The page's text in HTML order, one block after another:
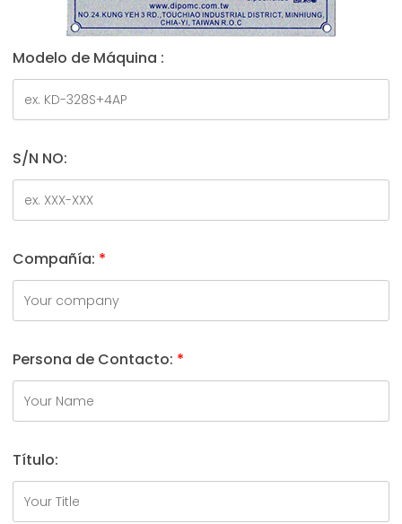
Modelo de Máquina :
S/N NO:
Compañía: *
Persona de Contacto: *
Título: